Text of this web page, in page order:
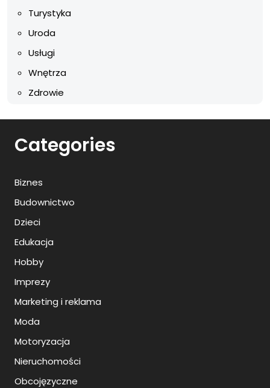
Turystyka
Uroda
Usługi
Wnętrza
Zdrowie
Categories
Biznes
Budownictwo
Dzieci
Edukacja
Hobby
Imprezy
Marketing i reklama
Moda
Motoryzacja
Nieruchomości
Obcojęzyczne